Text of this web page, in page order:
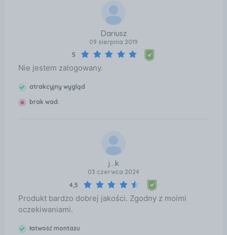
Dariusz
09 sierpnia 2019
5
Nie jestem zalogowany.
atrakcyjny wygląd
brak wad.
j...k
03 czerwca 2024
4,5
Produkt bardzo dobrej jakości. Zgodny z moimi
oczekiwaniami.
łatwość montażu